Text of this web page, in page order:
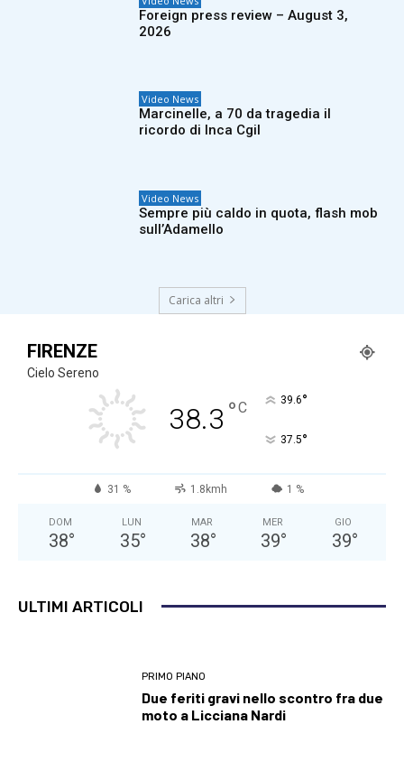
Foreign press review – August 3,
2026
Video News
Marcinelle, a 70 da tragedia il
ricordo di Inca Cgil
Video News
Sempre più caldo in quota, flash mob
sull’Adamello
Carica altri
FIRENZE
Cielo Sereno
38.3 °C 39.6°
37.5°
31 % 1.8kmh 1 %
DOM
38°
LUN
35°
MAR
38°
MER
39°
GIO
39°
ULTIMI ARTICOLI
PRIMO PIANO
Due feriti gravi nello scontro fra due
moto a Licciana Nardi